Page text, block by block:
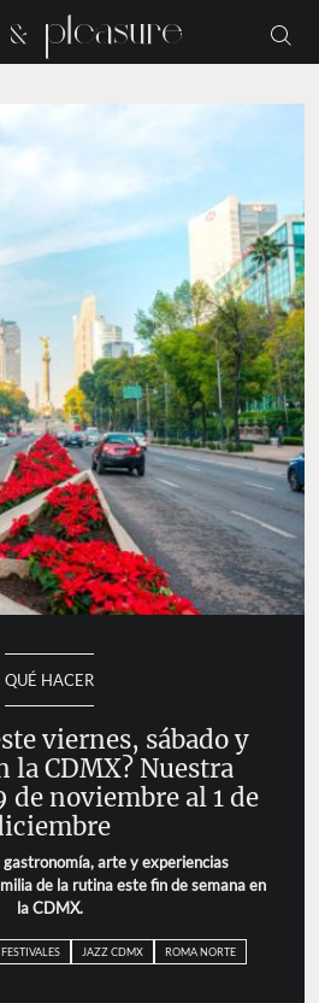
QUÉ HACER
sábado y domingo
agenda del 29 de
al 1 de diciembre
arte y experiencias
familia de la rutina este fin de
en la CDMX.